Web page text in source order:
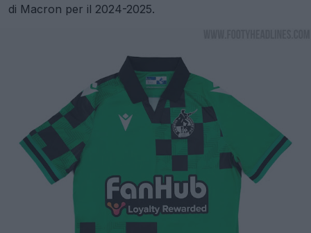
di Macron per il 2024-2025.